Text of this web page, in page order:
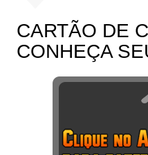
CARTÃO DE
CONHEÇA